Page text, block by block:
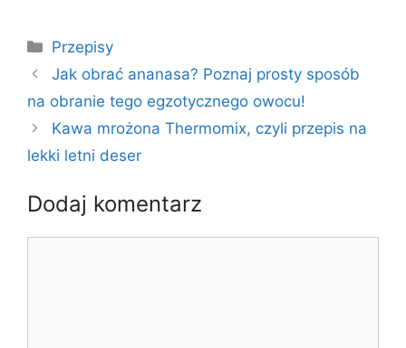
Kategorie
Przepisy
Jak obrać ananasa? Poznaj prosty sposób
na obranie tego egzotycznego owocu!
Kawa mrożona Thermomix, czyli przepis na
lekki letni deser
Dodaj komentarz